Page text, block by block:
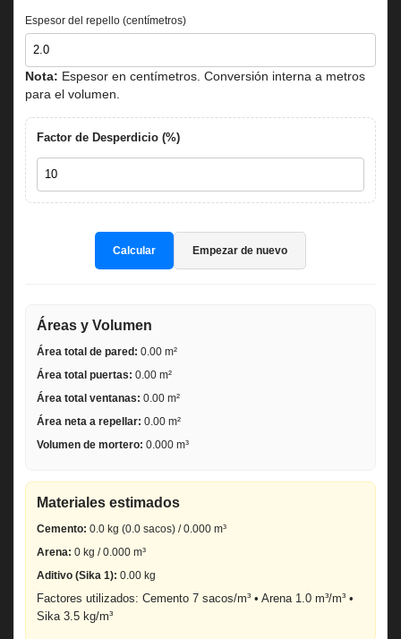
Espesor del repello (centímetros)
Nota: Espesor en centímetros. Conversión interna a metros
para el volumen.
Factor de Desperdicio (%)
Calcular Empezar de nuevo
Áreas y Volumen
Área total de pared: 0.00 m²
Área total puertas: 0.00 m²
Área total ventanas: 0.00 m²
Área neta a repellar: 0.00 m²
Volumen de mortero: 0.000 m³
Materiales estimados
Cemento: 0.0 kg (0.0 sacos) /0.000 m³
Arena: 0 kg /0.000 m³
Aditivo (Sika 1): 0.00 kg
Factores utilizados: Cemento 7 sacos/m³ • Arena 1.0 m³/m³ •
Sika 3.5 kg/m³